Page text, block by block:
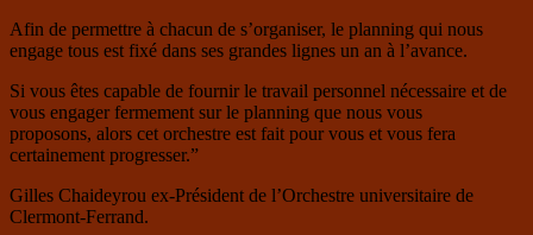
Afin de permettre à chacun de s’organiser, le planning qui nous
engage tous est fixé dans ses grandes lignes un an à l’avance.
Si vous êtes capable de fournir le travail personnel nécessaire et de
vous engager fermement sur le planning que nous vous
proposons, alors cet orchestre est fait pour vous et vous fera
certainement progresser.”
Gilles Chaideyrou ex-Président de l’Orchestre universitaire de
Clermont-Ferrand.